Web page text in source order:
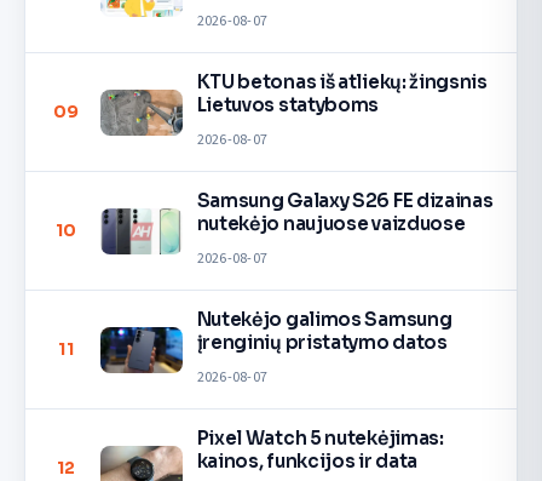
2026-08-07
09
KTU betonas iš atliekų: žingsnis
Lietuvos statyboms
2026-08-07
10
Samsung Galaxy S26 FE dizainas
nutekėjo naujuose vaizduose
2026-08-07
11
Nutekėjo galimos Samsung
įrenginių pristatymo datos
2026-08-07
12
Pixel Watch 5 nutekėjimas:
kainos, funkcijos ir data